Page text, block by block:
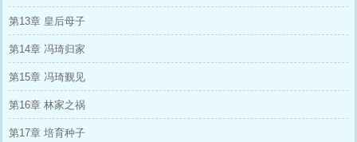
第13章 皇后母子
第14章 冯琦归家
第15章 冯琦觐见
第16章 林家之祸
第17章 培育种子